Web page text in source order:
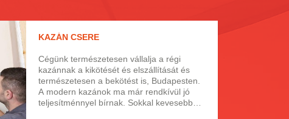
KAZÁN CSERE
Cégünk természetesen vállalja a régi
kazánnak a kikötését és elszállítását és
természetesen a bekötést is, Budapesten.
A modern kazánok ma már rendkívül jó
teljesítménnyel bírnak. Sokkal kevesebbet